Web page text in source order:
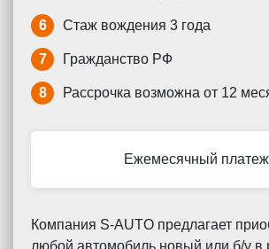
6 Стаж вождения 3 года
7 Гражданство РФ
8 Рассрочка возможна от 12
Ежемесячный
Компания S-AUTO предлагает